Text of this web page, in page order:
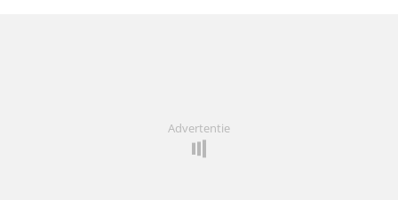
Advertentie